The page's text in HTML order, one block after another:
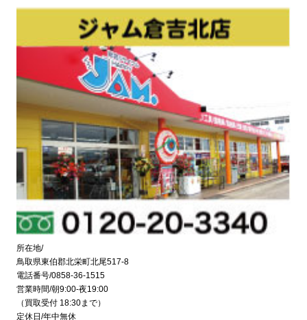
所在地/
鳥取県東伯郡北栄町北尾517-8
電話番号/0858-36-1515
営業時間/朝9:00-夜19:00
（買取受付 18:30まで）
定休日/年中無休